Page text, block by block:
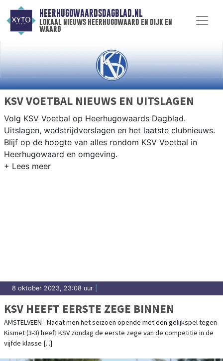
HEERHUGOWAARDSDAGBLAD.NL
lokaal nieuws heerhugowaard en dijk en
waard
KSV VOETBAL NIEUWS EN UITSLAGEN
Volg KSV Voetbal op Heerhugowaards Dagblad.
Uitslagen, wedstrijdverslagen en het laatste clubnieuws.
Blijf op de hoogte van alles rondom KSV Voetbal in
Heerhugowaard en omgeving.
8 oktober 2023, 23:08 uur
KSV HEEFT EERSTE ZEGE BINNEN
AMSTELVEEN - Nadat men het seizoen opende met een gelijkspel tegen
Kismet (3-3) heeft KSV zondag de eerste zege van de competitie in de
vijfde klasse [...]